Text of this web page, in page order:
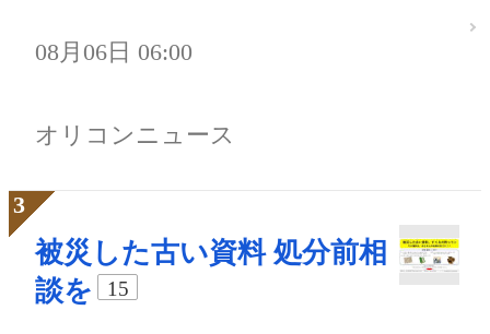
08月06日 06:00
オリコンニュース
被災した古い資料 処分前相
談を
15